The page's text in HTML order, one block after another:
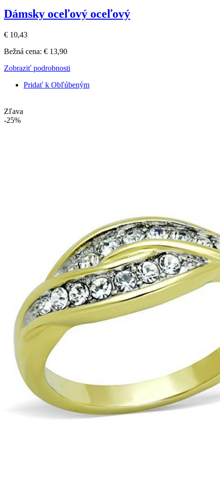
Dámsky oceľový oceľový
€ 10,43
Bežná cena: € 13,90
Zobraziť podrobnosti
Pridať k Obľúbeným
Zľava
-25%